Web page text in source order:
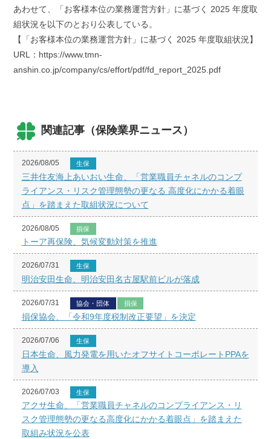
あわせて、「お客様本位の業務運営方針」に基づく 2025 年度取
組状況を以下のとおり公表している。
【「お客様本位の業務運営方針」に基づく 2025 年度取組状況】
URL：https://www.tmn-
anshin.co.jp/company/cs/effort/pdf/fd_report_2025.pdf
関連記事（保険業界ニュース）
2026/08/05 生保
三井住友海上あいおい生命、「営業職員チャネルのコンプ
ライアンス・リスク管理態勢の更なる 高度化にかかる着眼
点」を踏まえた取組状況について
2026/08/05 損保
トーア再保険、気候変動対策を推進
2026/07/31 生保
明治安田生命、明治安田名古屋駅前ビルが落成
2026/07/31 協会・団体 損保
損保協会、「令和9年度税制改正要望」を決定
2026/07/06 生保
日本生命、風力発電を用いたオフサイトコーポレートPPAを
導入
2026/07/03 生保
アクサ生命、「営業職員チャネルのコンプライアンス・リ
スク管理態勢の更なる高度化にかかる着眼点」を踏まえた
取組み状況を公表